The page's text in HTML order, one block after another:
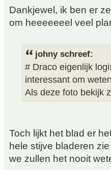
Dankjewel, ik ben er
om heeeeeeel veel
johny schreef:
# Draco eigenlijk
interessant om
Als deze foto bekijk
Toch lijkt het blad er
hele stijve bladeren
we zullen het nooit